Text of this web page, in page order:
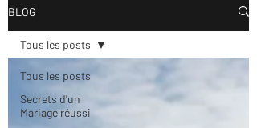
BLOG
Tous les posts
Secrets d'un
Mariage réussi
Tous les posts